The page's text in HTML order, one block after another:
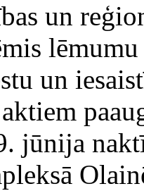
un
un
jūnija